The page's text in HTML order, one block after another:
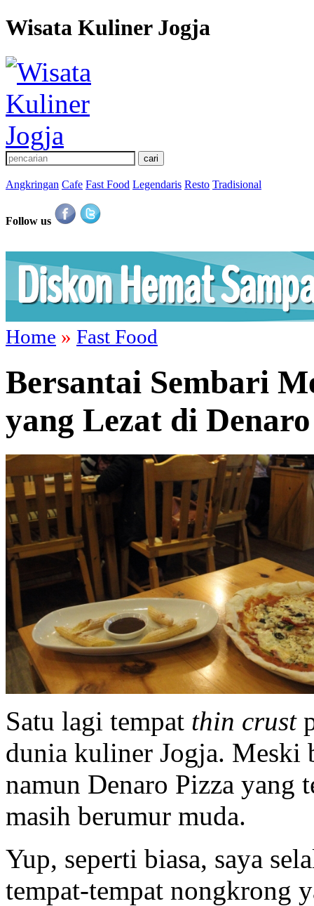
Wisata Kuliner Jogja
Angkringan Cafe Fast Food Legendaris Resto Tradisional
Follow us
Home » Fast Food
Bersantai Sembari
yang Lezat di
Satu lagi tempat thin crust
dunia kuliner Jogja. Meski
namun Denaro Pizza yang
masih berumur muda.
Yup, seperti biasa, saya
tempat-tempat nongkrong